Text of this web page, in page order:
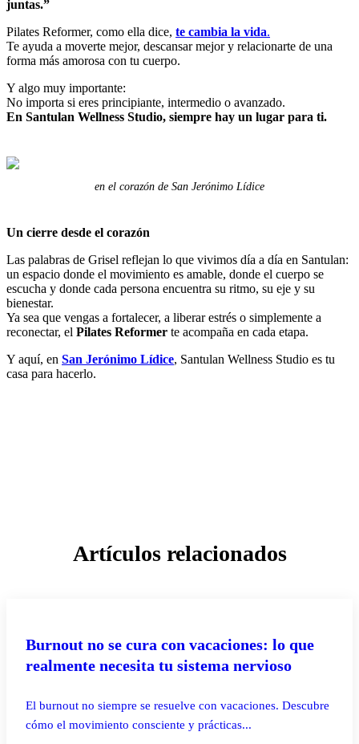
juntas.”
Pilates Reformer, como ella dice, te cambia la vida.
Te ayuda a moverte mejor, descansar mejor y relacionarte de una
forma más amorosa con tu cuerpo.
Y algo muy importante:
No importa si eres principiante, intermedio o avanzado.
En Santulan Wellness Studio, siempre hay un lugar para ti.
en el corazón de San Jerónimo Lídice
Un cierre desde el corazón
Las palabras de Grisel reflejan lo que vivimos día a día en Santulan:
un espacio donde el movimiento es amable, donde el cuerpo se
escucha y donde cada persona encuentra su ritmo, su eje y su
bienestar.
Ya sea que vengas a fortalecer, a liberar estrés o simplemente a
reconectar, el Pilates Reformer te acompaña en cada etapa.
Y aquí, en San Jerónimo Lídice, Santulan Wellness Studio es tu
casa para hacerlo.
Artículos relacionados
Burnout no se cura con vacaciones: lo que
realmente necesita tu sistema nervioso
El burnout no siempre se resuelve con vacaciones. Descubre
cómo el movimiento consciente y prácticas...